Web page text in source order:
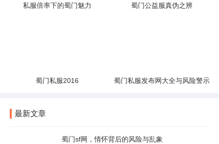
私服倍率下的蜀门魅力 蜀门公益服真伪之辨
蜀门私服2016 蜀门私服发布网大全与风险警示
最新文章
蜀门sf网，情怀背后的风险与乱象